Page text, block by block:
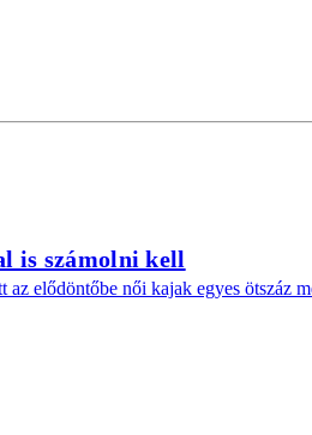
is számolni kell
elődöntőbe női kajak egyes ötszáz